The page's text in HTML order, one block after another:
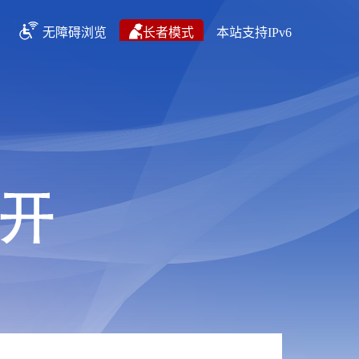
无障碍浏览 长者模式 本站支持IPv6